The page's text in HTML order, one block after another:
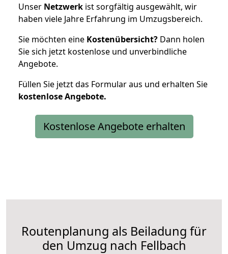
Unser Netzwerk ist sorgfältig ausgewählt, wir
haben viele Jahre Erfahrung im Umzugsbereich.
Sie möchten eine Kostenübersicht? Dann holen
Sie sich jetzt kostenlose und unverbindliche
Angebote.
Füllen Sie jetzt das Formular aus und erhalten Sie
kostenloseAngebote.
Kostenlose Angebote erhalten
Routenplanung als Beiladung für
den Umzug nach Fellbach